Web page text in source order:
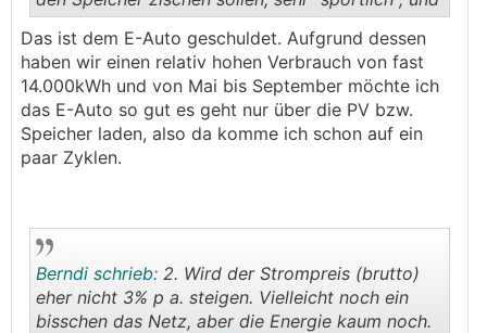
22kWh Speicher erwarte ich mir dass ich von April
bis September trotz E-Auto mehr oder weniger
Autark unterwerden sein kann. Über die restlichen
Monate natürlich nicht.
Das heißt unterm Strich sollte ich 4500 - 4800kWh
pro Jahr über den Speicher laufen lassen können.
Zusätzlich habe ich noch drei Kostenszenarien
zu 26ct/kWh Bezug Fixtarif)
bis hin zu
"best case" - grün dargestellt was die Zukunft
(steigende Netzkosten) abbilden soll.
..
Das ist dem E-Auto geschuldet. Aufgrund dessen
haben wir einen relativ hohen Verbrauch von fast
14.000kWh und von Mai bis September möchte ich
das E-Auto so gut es geht nur über die PV bzw.
Speicher laden, also da komme ich schon auf ein
paar Zyklen.
Berndi schrieb: 2. Wird der Strompreis (brutto)
eher nicht 3% p a. steigen. Vielleicht noch ein
bisschen das Netz, aber die Energie kaum noch.